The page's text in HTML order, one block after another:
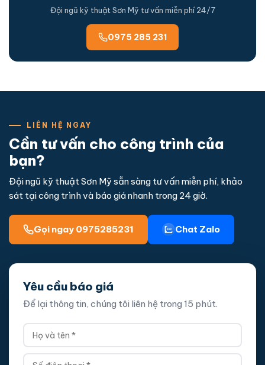
Đội ngũ kỹ thuật Sơn Mỹ tư vấn miễn phí 24/7
0975 285 231
LIÊN HỆ NGAY
Cần tư vấn cho công trình của
bạn?
Đội ngũ kỹ thuật Sơn Mỹ sẵn sàng tư vấn miễn phí, khảo
sát tại công trình và báo giá nhanh trong 24 giờ.
Gọi ngay 0975285231 Chat Zalo
Yêu cầu báo giá
Để lại thông tin, chúng tôi liên hệ trong 15 phút.